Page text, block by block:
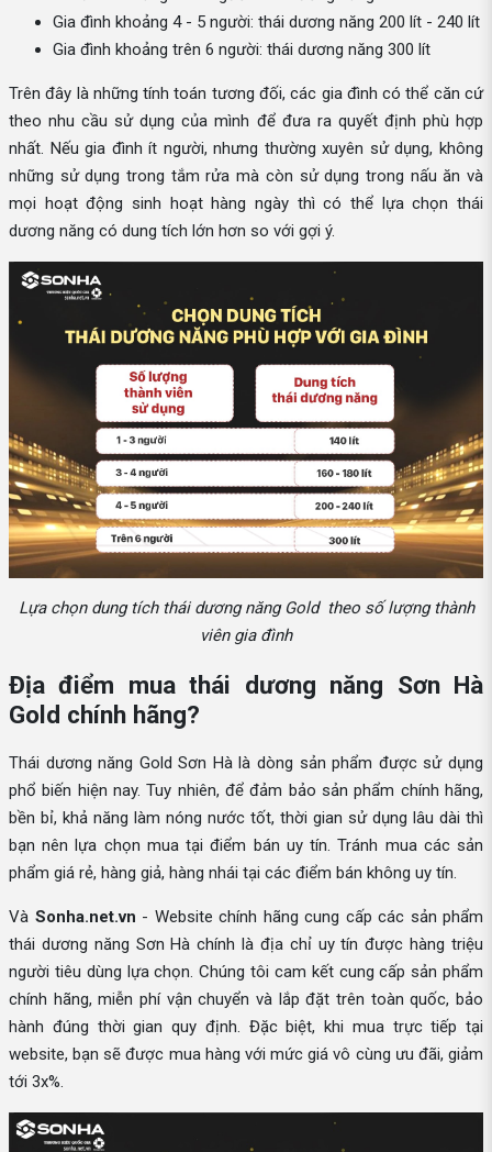
Gia đình khoảng 4 - 5 người: thái dương năng 200 lít - 240 lít
Gia đình khoảng trên 6 người: thái dương năng 300 lít
Trên đây là những tính toán tương đối, các gia đình có thể căn cứ
theo nhu cầu sử dụng của mình để đưa ra quyết định phù hợp
nhất. Nếu gia đình ít người, nhưng thường xuyên sử dụng, không
những sử dụng trong tắm rửa mà còn sử dụng trong nấu ăn và
mọi hoạt động sinh hoạt hàng ngày thì có thể lựa chọn thái
dương năng có dung tích lớn hơn so với gợi ý.
Lựa chọn dung tích thái dương năng Gold theo số lượng thành
viên gia đình
Địa điểm mua thái dương năng Sơn Hà
Gold chính hãng?
Thái dương năng Gold Sơn Hà là dòng sản phẩm được sử dụng
phổ biến hiện nay. Tuy nhiên, để đảm bảo sản phẩm chính hãng,
bền bỉ, khả năng làm nóng nước tốt, thời gian sử dụng lâu dài thì
bạn nên lựa chọn mua tại điểm bán uy tín. Tránh mua các sản
phẩm giá rẻ, hàng giả, hàng nhái tại các điểm bán không uy tín.
Và Sonha.net.vn - Website chính hãng cung cấp các sản phẩm
thái dương năng Sơn Hà chính là địa chỉ uy tín được hàng triệu
người tiêu dùng lựa chọn. Chúng tôi cam kết cung cấp sản phẩm
chính hãng, miễn phí vận chuyển và lắp đặt trên toàn quốc, bảo
hành đúng thời gian quy định. Đặc biệt, khi mua trực tiếp tại
website, bạn sẽ được mua hàng với mức giá vô cùng ưu đãi, giảm
tới 3x%.